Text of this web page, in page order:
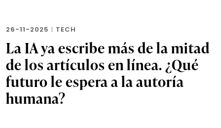
26-11-2025 | TECH
La IA ya escribe más de la mitad
de los artículos en línea. ¿Qué
futuro le espera a la autoría
humana?